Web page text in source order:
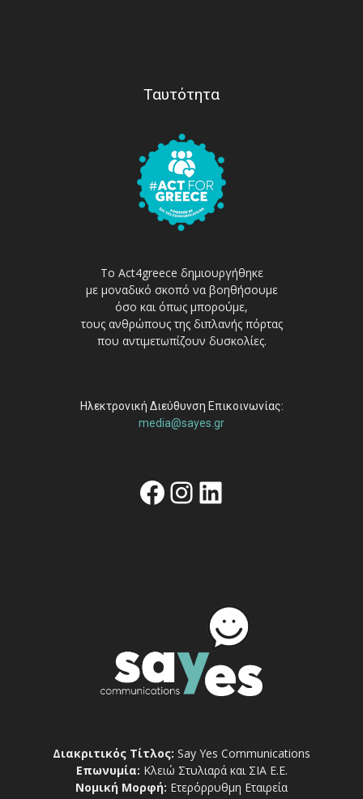
Ταυτότητα
Το Act4greece δημιουργήθηκε
με μοναδικό σκοπό να βοηθήσουμε
όσο και όπως μπορούμε,
τους ανθρώπους της διπλανής πόρτας
που αντιμετωπίζουν δυσκολίες.
Ηλεκτρονική Διεύθυνση Επικοινωνίας:
media@sayes.gr
Facebook
Instagram
Linkedin
Διακριτικός Τίτλος: Say Yes Communications
Επωνυμία: Κλειώ Στυλιαρά και ΣΙΑ Ε.Ε.
Νομική Μορφή: Ετερόρρυθμη Εταιρεία